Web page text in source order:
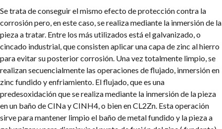
Se trata de conseguir el mismo efecto de protección contra la
corrosión pero, en este caso, se realiza mediante la inmersión de la
pieza a tratar. Entre los más utilizados está el galvanizado, o
cincado industrial, que consisten aplicar una capa de zinc al hierro
para evitar su posterior corrosión. Una vez totalmente limpio, se
realizan secuencialmente las operaciones de flujado, inmersión en
zinc fundido y enfriamiento. El flujado, que es una
predesoxidación que se realiza mediante la inmersión de la pieza
en un baño de CINa y CINH4, o bien en CL2Zn. Esta operación
sirve para mantener limpio el baño de metal fundido y la pieza a